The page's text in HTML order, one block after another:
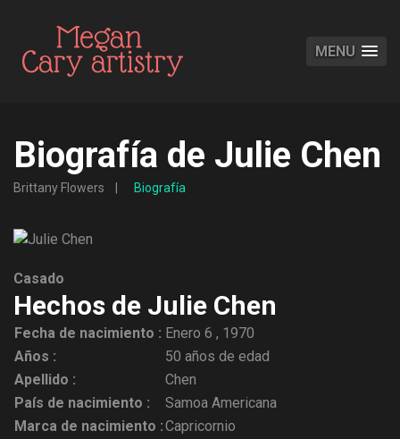
MENU
Biografía de Julie Chen
Brittany Flowers Biografía
Casado
Hechos de Julie Chen
Fecha de nacimiento : Enero 6 , 1970
Años :
50 años de edad
Apellido :
Chen
País de nacimiento :
Samoa Americana
Marca de nacimiento :Capricornio